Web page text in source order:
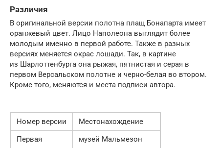
Различия
В оригинальной версии полотна плащ Бонапарта имеет
оранжевый цвет. Лицо Наполеона выглядит более
молодым именно в первой работе. Также в разных
версиях меняется окрас лошади. Так, в картине
из Шарлоттенбурга она рыжая, пятнистая и серая в
первом Версальском полотне и черно-белая во втором.
Кроме того, меняются и места подписи автора.
Номер версии
Местонахождение
Первая
музей Мальмезон